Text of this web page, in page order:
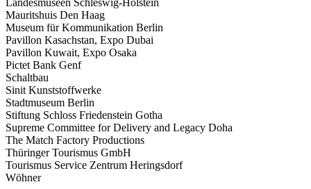
Landesmuseen Schleswig-Holstein
Mauritshuis Den Haag
Museum für Kommunikation Berlin
Pavillon Kasachstan, Expo Dubai
Pavillon Kuwait, Expo Osaka
Pictet Bank Genf
Schaltbau
Sinit Kunststoffwerke
Stadtmuseum Berlin
Stiftung Schloss Friedenstein Gotha
Supreme Committee for Delivery and Legacy Doha
The Match Factory Productions
Thüringer Tourismus GmbH
Tourismus Service Zentrum Heringsdorf
Wöhner